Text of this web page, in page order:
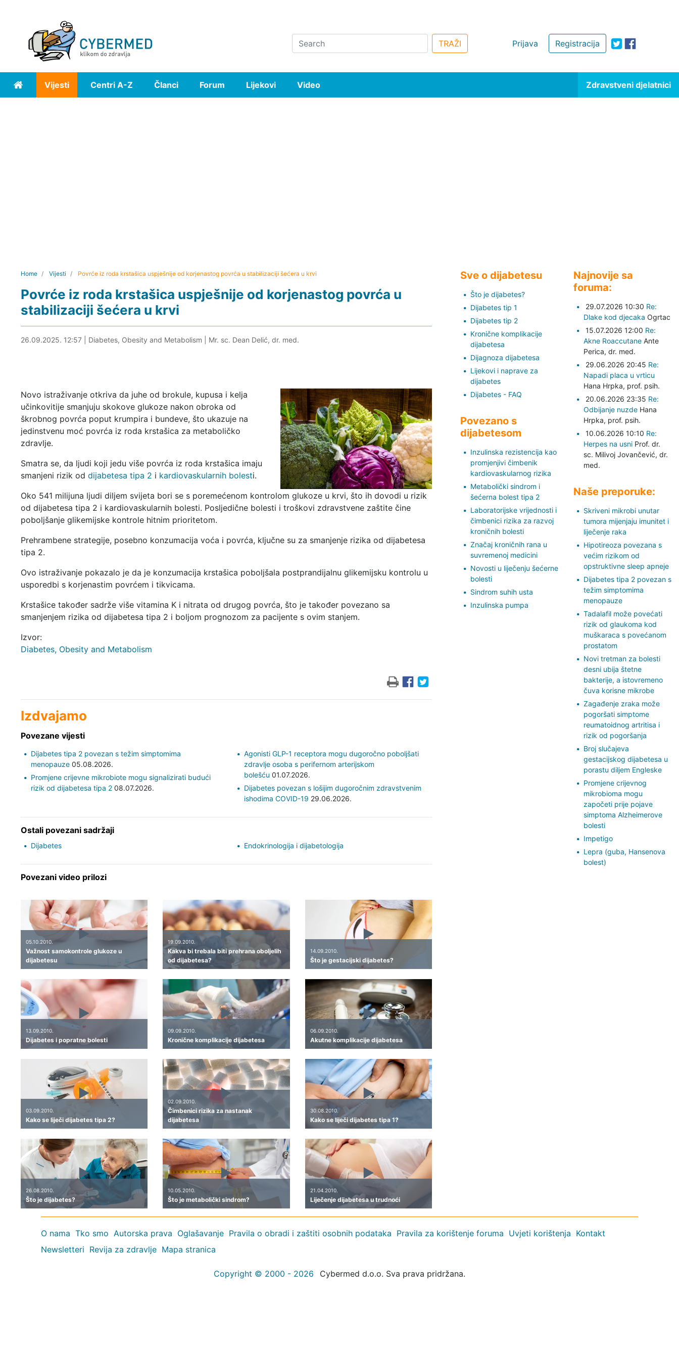
Registracija
Prijava
Search TRAŽI
Home Vijesti Centri A-Z Članci Forum Lijekovi Video Zdravstveni djelatnici
Home Vijesti Povrće iz roda krstašica uspješnije od korjenastog povrća u stabilizaciji šećera u krvi
Povrće iz roda krstašica uspješnije od korjenastog povrća u
stabilizaciji šećera u krvi
26.09.2025. 13:11
26.09.2025. 12:57| Diabetes, Obesity and Metabolism Mr. sc. Dean Delić, dr. med.
Novo istraživanje otkriva da juhe od brokule, kupusa i kelja
učinkovitije smanjuju skokove glukoze nakon obroka od
škrobnog povrća poput krumpira i bundeve, što ukazuje na
jedinstvenu moć povrća iz roda krstašica za metaboličko
zdravlje.
Smatra se, da ljudi koji jedu više povrća iz roda krstašica imaju
smanjeni rizik od dijabetesa tipa 2 i kardiovaskularnih bolesti.
Oko 541 milijuna ljudi diljem svijeta bori se s poremećenom kontrolom glukoze u krvi, što ih dovodi u rizik
od dijabetesa tipa 2 i kardiovaskularnih bolesti. Posljedične bolesti i troškovi zdravstvene zaštite čine
poboljšanje glikemijske kontrole hitnim prioritetom.
Prehrambene strategije, posebno konzumacija voća i povrća, ključne su za smanjenje rizika od dijabetesa
tipa 2.
Ovo istraživanje pokazalo je da je konzumacija krstašica poboljšala postprandijalnu glikemijsku kontrolu u
usporedbi s korjenastim povrćem i tikvicama.
Krstašice također sadrže više vitamina K i nitrata od drugog povrća, što je također povezano sa
smanjenjem rizika od dijabetesa tipa 2 i boljom prognozom za pacijente s ovim stanjem.
Izvor:
Diabetes, Obesity and Metabolism
Izdvajamo
Povezane vijesti
Dijabetes tipa 2 povezan s težim simptomima
menopauze05.08.2026.
Promjene crijevne mikrobiote mogu signalizirati budući
rizik od dijabetesa tipa 208.07.2026.
Agonisti GLP-1 receptora mogu dugoročno poboljšati
zdravlje osoba s perifernom arterijskom
bolešću 01.07.2026.
Dijabetes povezan s lošijim dugoročnim zdravstvenim
ishodima COVID-19 29.06.2026.
Ostali povezani sadržaji
Dijabetes Endokrinologija i dijabetologija
Povezani video prilozi
05.10.2010.
Važnost samokontrole glukoze u
dijabetesu
19.09.2010.
Kakva bi trebala biti prehrana oboljelih
od dijabetesa?
14.09.2010.
Što je gestacijski dijabetes?
13.09.2010.
Dijabetes i popratne bolesti
09.09.2010.
Kronične komplikacije dijabetesa
06.09.2010.
Akutne komplikacije dijabetesa
03.09.2010.
Kako se liječi dijabetes tipa 2?
02.09.2010.
Čimbenici rizika za nastanak
dijabetesa
30.08.2010.
Kako se liječi dijabetes tipa 1?
26.08.2010.
Što je dijabetes?
10.05.2010.
Što je metabolički sindrom?
21.04.2010.
Liječenje dijabetesa u trudnoći
Sve o dijabetesu
Što je dijabetes?
Dijabetes tip 1
Dijabetes tip 2
Kronične komplikacije
dijabetesa
Dijagnoza dijabetesa
Lijekovi i naprave za
dijabetes
Dijabetes - FAQ
Povezano s
dijabetesom
Inzulinska rezistencija kao
promjenjivi čimbenik
kardiovaskularnog rizika
Metabolički sindrom i
šećerna bolest tipa 2
Laboratorijske vrijednosti i
čimbenici rizika za razvoj
kroničnih bolesti
Značaj kroničnih rana u
suvremenoj medicini
Novosti u liječenju šećerne
bolesti
Sindrom suhih usta
Inzulinska pumpa
Najnovije sa
foruma:
29.07.2026 10:30 Re:
Dlake kod djecaka Ogrtac
15.07.2026 12:00 Re:
Akne Roaccutane Ante
Perica, dr. med.
29.06.2026 20:45 Re:
Napadi placa u vrticu
Hana Hrpka, prof. psih.
20.06.2026 23:35 Re:
Odbijanje nuzde Hana
Hrpka, prof. psih.
10.06.2026 10:10 Re:
Herpes na usni Prof. dr.
sc. Milivoj Jovančević, dr.
med.
Naše preporuke:
Skriveni mikrobi unutar
tumora mijenjaju imunitet i
liječenje raka
Hipotireoza povezana s
većim rizikom od
opstruktivne sleep apneje
Dijabetes tipa 2 povezan s
težim simptomima
menopauze
Tadalafil može povećati
rizik od glaukoma kod
muškaraca s povećanom
prostatom
Novi tretman za bolesti
desni ubija štetne
bakterije, a istovremeno
čuva korisne mikrobe
Zagađenje zraka može
pogoršati simptome
reumatoidnog artritisa i
rizik od pogoršanja
Broj slučajeva
gestacijskog dijabetesa u
porastu diljem Engleske
Promjene crijevnog
mikrobioma mogu
započeti prije pojave
simptoma Alzheimerove
bolesti
Impetigo
Lepra (guba, Hansenova
bolest)
O nama Tko smo Autorska prava Oglašavanje Pravila o obradi i zaštiti osobnih podataka Pravila za korištenje foruma Uvjeti korištenja Kontakt
Newsletteri Revija za zdravlje Mapa stranica
Copyright © 2000 - 2026 Cybermed d.o.o. Sva prava pridržana.